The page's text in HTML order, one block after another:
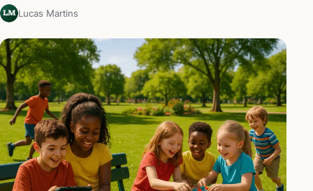
LM Lucas Martins